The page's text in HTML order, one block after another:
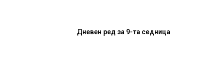
Дневен ред за 9-та седница